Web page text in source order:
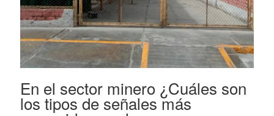
En el sector minero ¿Cuáles son
los tipos de señales más